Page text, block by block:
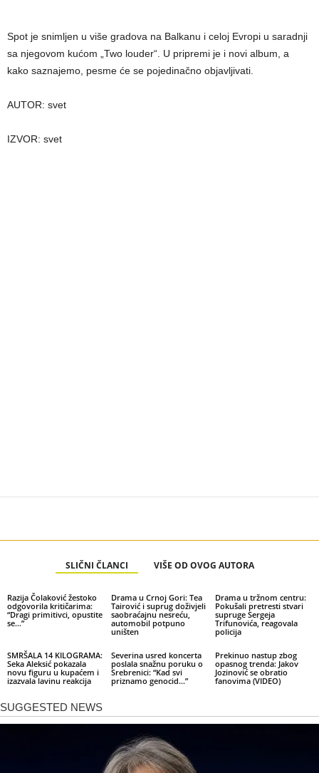
Spot je snimljen u više gradova na Balkanu i celoj Evropi u saradnji
sa njegovom kućom „Two louder“. U pripremi je i novi album, a
kako saznajemo, pesme će se pojedinačno objavljivati.
AUTOR: svet
IZVOR: svet
SLIČNI ČLANCI VIŠE OD OVOG AUTORA
Razija Čolaković žestoko
odgovorila kritičarima:
“Dragi primitivci, opustite
se…”
Drama u Crnoj Gori: Tea
Tairović i suprug doživjeli
saobraćajnu nesreću,
automobil potpuno
uništen
Drama u tržnom centru:
Pokušali pretresti stvari
supruge Sergeja
Trifunovića, reagovala
policija
SMRŠALA 14 KILOGRAMA:
Seka Aleksić pokazala
novu figuru u kupaćem i
izazvala lavinu reakcija
Severina usred koncerta
poslala snažnu poruku o
Srebrenici: “Kad svi
priznamo genocid…”
Prekinuo nastup zbog
opasnog trenda: Jakov
Jozinović se obratio
fanovima (VIDEO)